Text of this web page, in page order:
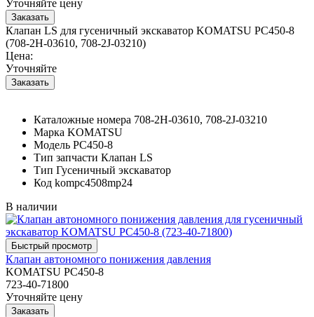
Уточняйте цену
Клапан LS для гусеничный экскаватор KOMATSU PC450-8
(708-2H-03610, 708-2J-03210)
Цена:
Уточняйте
Каталожные номера 708-2H-03610, 708-2J-03210
Марка KOMATSU
Модель PC450-8
Тип запчасти Клапан LS
Тип Гусеничный экскаватор
Код kompc4508mp24
В наличии
Клапан автономного понижения давления
KOMATSU PC450-8
723-40-71800
Уточняйте цену